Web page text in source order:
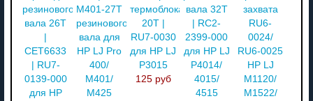
резинового
вала 26T
CET6633
| RU7-
0139-000
для HP
M401-27T
резинового
вала для
HP LJ Pro
400/
M401/
M425
термоблока
20T |
RU7-0030
для HP LJ
P3015
125 руб
вала 32T
| RC2-
2399-000
для HP LJ
P4014/
4015/
4515
захвата
RU6-
0024/
RU6-0025
НР LJ
M1120/
M1522/